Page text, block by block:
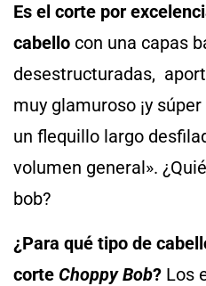
Es el corte por
cabello con una capas
desestructuradas,
muy glamuroso ¡y
un flequillo largo
volumen general».
bob?
¿Para qué tipo de
corte Choppy Bob? Los